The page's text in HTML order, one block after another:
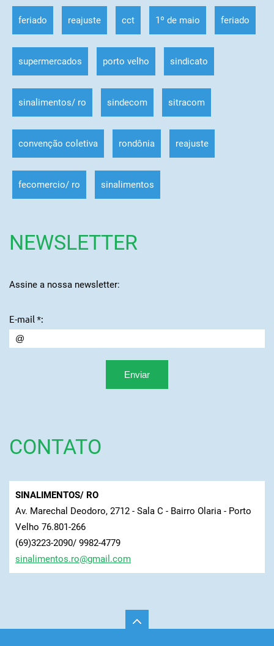
feriado reajuste cct 1º de maio feriado
supermercados porto velho sindicato
sinalimentos/ ro sindecom sitracom
convenção coletiva rondônia reajuste
fecomercio/ ro sinalimentos
NEWSLETTER
Assine a nossa newsletter:
E-mail *:
CONTATO
SINALIMENTOS/ RO
Av. Marechal Deodoro, 2712 - Sala C - Bairro Olaria - Porto
Velho 76.801-266
(69)3223-2090/ 9982-4779
sinalimentos.ro@gmail.com